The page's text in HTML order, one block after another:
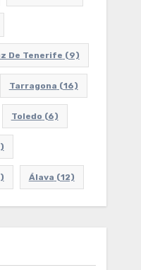
De Tenerife (9)
Tarragona (16)
Toledo (6)
Álava (12)